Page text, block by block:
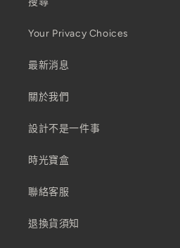
Your Privacy Choices
最新消息
關於我們
設計不是一件事
時光寶盒
聯絡客服
退換貨須知